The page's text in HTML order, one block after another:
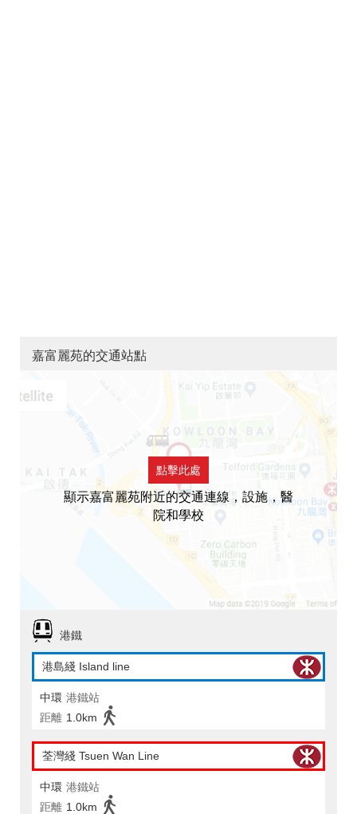
嘉富麗苑的交通站點
點擊此處
顯示嘉富麗苑附近的交通連線，設施，醫
院和學校
港鐵
港島綫 Island line
中環 港鐵站
距離 1.0km
荃灣綫 Tsuen Wan Line
中環 港鐵站
距離 1.0km